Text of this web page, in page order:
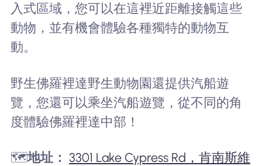
入式區域，您可以在這裡近距離接觸這些
動物，並有機會體驗各種獨特的動物互
動。
野生佛羅裡達野生動物園還提供汽船遊
覽，您還可以乘坐汽船遊覽，從不同的角
度體驗佛羅裡達中部！
🗺️地址： 3301 Lake Cypress Rd，肯南斯維